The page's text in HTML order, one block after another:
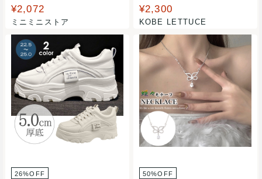
¥2,072
ミニミニストア
ィース バック カバン 大人B1346
¥2,300
KOBE LETTUCE
26%OFF
50%OFF